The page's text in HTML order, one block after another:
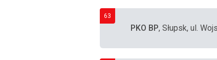
63
PKO BP, Słupsk, ul.